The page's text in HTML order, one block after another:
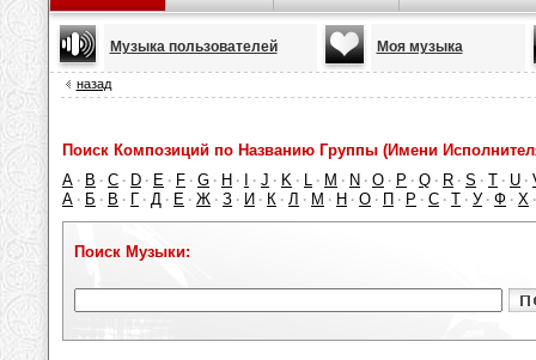
Музыка пользователей Моя музыка
назад
Поиск Композиций по Названию Группы (Имени
A · B · C · D · E · F · G · H · · J · K · L · M · N · O · P · Q · R · S · T · U ·
А · Б · В · Г · Д · Е · Ж · З · И · К · Л · М · Н · О · П · Р · С · Т · У · Ф · Х
Поиск Музыки: